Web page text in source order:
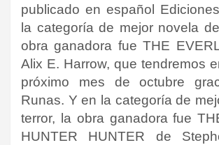
publicado en español
la categoría de mejor novela
obra ganadora fue THE
Alix E. Harrow, que tendremos
próximo mes de octubre
Runas. Y en la categoría de
terror, la obra ganadora fue
HUNTER HUNTER de